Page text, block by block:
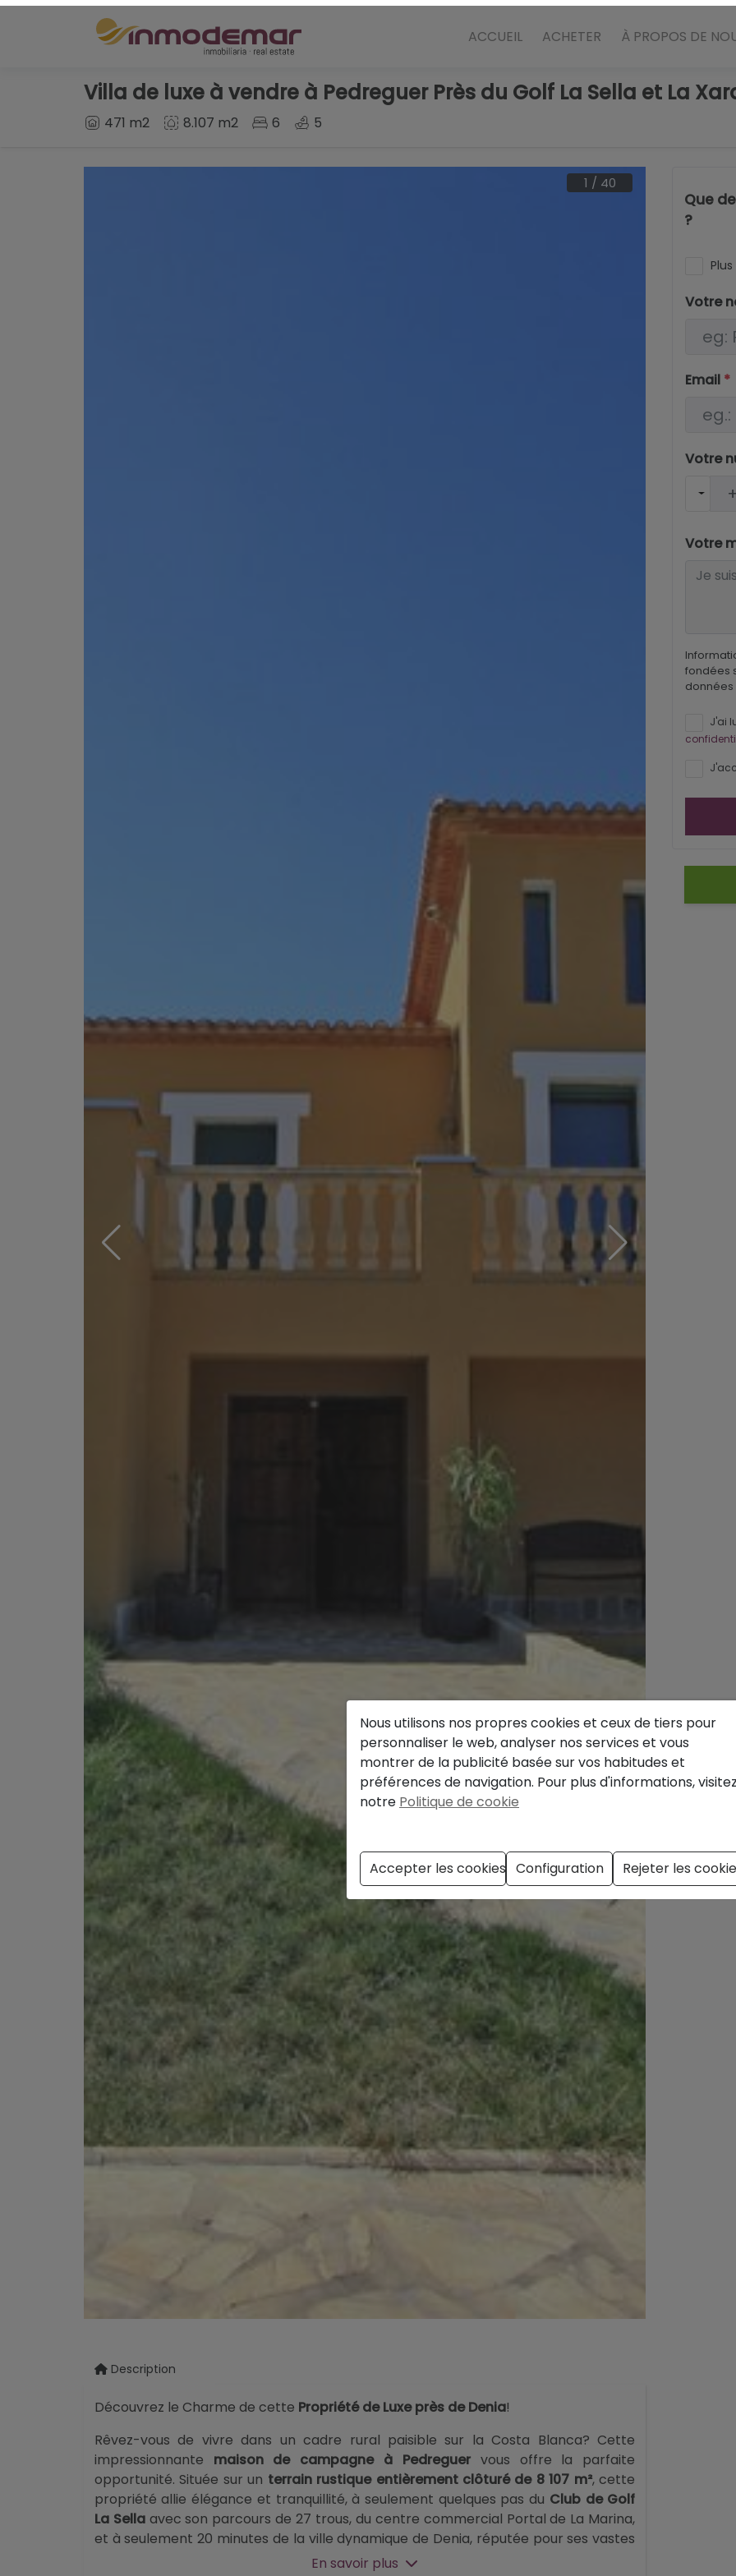
ACCUEIL ACHETER À PROPOS DE
Villa de luxe à vendre à Pedreguer Près du Golf La Sella et La
471 m2 8.107 m2 6 5
1 / 40
Description
Découvrez le Charme de cette Propriété de Luxe près de Denia!
Rêvez-vous de vivre dans un cadre rural paisible sur la Costa Blanca? Cette
impressionnante maison de campagne à Pedreguervous offre la parfaite
opportunité. Située sur un terrain rustique entièrement clôturé de 8 107 m², cette
propriété allie élégance et tranquillité, à seulement quelques pas du Club de Golf
La Sella avec son parcours de 27 trous, du centre commercial Portal de La Marina,
et à seulement 20 minutes de la ville dynamique de Denia, réputée pour ses vastes
plages et son offre gastronomique exquise.
En savoir plus
Que
?
Votre
Email *
Votre
Votre
fondées
données
J'ai
Nous utilisons nos propres cookies et ceux de tiers pour
personnaliser le web, analyser nos services et vous
montrer de la publicité basée sur vos habitudes et
préférences de navigation. Pour plus d'informations,
notre Politique de cookie
Accepter les cookies Configuration Rejeter les